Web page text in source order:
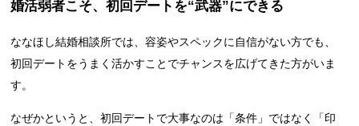
婚活弱者こそ、初回デートを“武器”にできる
ななほし結婚相談所では、容姿やスペックに自信がない方でも、
初回デートをうまく活かすことでチャンスを広げてきた方がいま
す。
なぜかというと、初回デートで大事なのは「条件」ではなく「印